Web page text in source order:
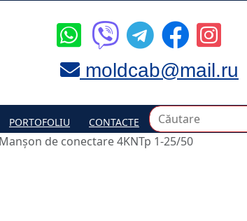
moldcab@mail.ru
PORTOFOLIU CONTACTE
Manșon de conectare 4KNTp 1-25/50